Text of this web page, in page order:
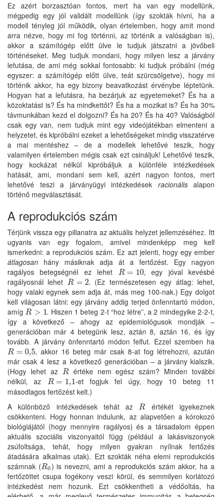
Ez azért borzasztóan fontos, mert ha van egy modellünk,
mégpedig egy jól validált modellünk (így szokták hívni, ha a
modell tényleg jól működik, olyan értelemben, hogy amit mond
arra nézve, hogy mi fog történni, az történik a valóságban is),
akkor a számítógép előtt ülve le tudjuk játszatni a jövőbeli
történéseket. Meg tudjuk mondani, hogy milyen lesz a járvány
lefutása, de ami még sokkal fontosabb: ki tudjuk próbálni (még
egyszer: a számítógép előtt ülve, teát szürcsölgetve), hogy mi
történik akkor, ha egy bizony beavatkozást érvénybe léptetünk.
Hogyan hat a lefutásra, ha bezárjuk az egyetemeket? És ha a
közoktatást is? És ha mindkettőt? És ha a mozikat is? És ha 30%
távmunkában kezd el dolgozni? És ha 20? És ha 40? Valóságból
csak egy van, nem tudjuk mint egy videójátékban elmenteni a
helyzetet, és kipróbálni ezeket a lehetőségeket mindig visszatérve
a mai mentéshez – de a modellek lehetővé teszik, hogy
valamilyen értelemben mégis csak ezt csináljuk! Lehetővé teszik,
hogy kockázat nélkül kipróbáljuk a különféle intézkedések
hatását, ami, mondani sem kell, azért nagyon fontos, mert
lehetővé teszi a járványügyi intézkedések racionálisalapon
történő megválasztását.
A reprodukciós szám
Térjünk vissza egy pillanatra az aktuális helyzet jellemzéséhez. Itt
ugyanis van egy fogalom, amivel mindenképp meg kell
ismerkedni: a reprodukciós szám. Ez azt jelenti, hogy egy ember
átlagosan hány másiknak adja át a fertőzést. Egy nagyon
ragályos betegségnél ez lehet
R = 10
R= 10
, egy jóval kevésbé
ragályosnál lehet R = 2
R= 2
. (Ez természetesen egy átlag: lehet,
hogy valaki egynek sem adja át, más meg 100-nak.) Egy dolgot
kell világosan látni: egy járvány addig terjed önfenntartó módon,
amígR > 1
R> 1
. Hiszen 1 beteg 2-t “hoz létre”, a 2 mindegyike 2-2-t,
így a következő – ahogy az epidemiológusok mondják –
generációban már 4 betegünk lesz, aztán 8, aztán 16, és így
tovább. A járvány önfenntartó módon felfut. Ezzel szemben ha
R = 0,5
R= 0, 5
, akkor 16 beteg már csak 8-at fog létrehozni, azután
már csak 4 lesz a következő generációban – a járvány kialszik.
(Hogy lehet az R
Rértéke nem egész szám? Minden további
nélkül, az
R = 1,1
R= 1, 1
-et fogjuk fel úgy, hogy 10 beteg 11
másodlagos fertőzést kelt.)
A különböző intézkedések tehát az
R
R
értékét igyekeznek
csökkenteni. Hogy honnan indulunk, az alapvetően a kórokozó
biológiájától (hogy mennyire ragályos) és a társadalom éppen
aktuális szociális viszonyaitól függ (például a lakásviszonyok
zsúfoltsága, tehát, hogy milyen gyakran nyílnak fertőzés
átadására alkalmas utak). Ezt szokták néha elemi reprodukciós
számnak (R0
R0) is nevezni, ami a reprodukciós szám akkor, ha a
fertőzöttet csupa fogékony veszi körül, és semmilyen korlátozó
intézkedést nem hozunk. Ezt csökkentheti a védőoltás, ha